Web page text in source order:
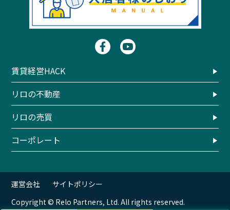
コーポレート
リロの不動産
賃貸経営HACK
リロの売買
Copyright © Relo Partners, Ltd. All rights reserved.
運営会社 サイトポリシー